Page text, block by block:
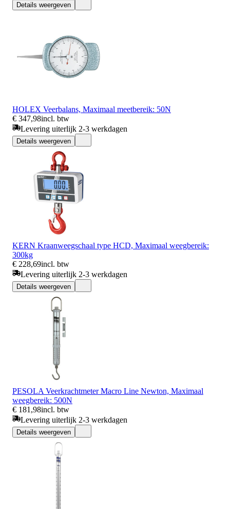
Details weergeven
HOLEX Veerbalans, Maximaal meetbereik: 50N
€ 347,98incl. btw
Levering uiterlijk 2-3 werkdagen
Details weergeven
KERN Kraanweegschaal type HCD, Maximaal weegbereik:
300kg
€ 228,69incl. btw
Levering uiterlijk 2-3 werkdagen
Details weergeven
PESOLA Veerkrachtmeter Macro Line Newton, Maximaal
weegbereik: 500N
€ 181,98incl. btw
Levering uiterlijk 2-3 werkdagen
Details weergeven